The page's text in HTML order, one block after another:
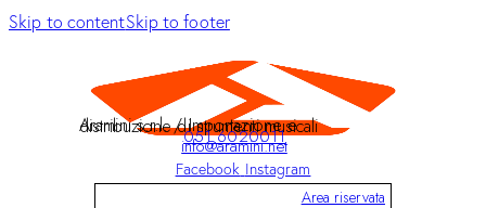
Skip to contentSkip to footer
Aramini s.r.l. / Importazione e distribuzione di strumenti musicali
051 6020011
info@aramini.net
Facebook Instagram
Area riservata